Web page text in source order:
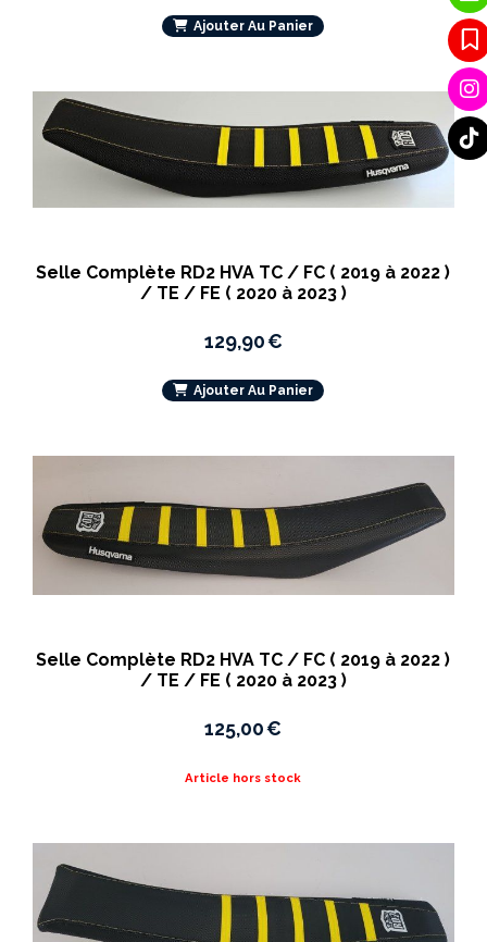
Ajouter Au Panier
Selle Complète RD2 HVA TC / FC ( 2019 à 2022 )
/ TE / FE ( 2020 à 2023 )
129,90€
Ajouter Au Panier
Selle Complète RD2 HVA TC / FC ( 2019 à 2022 )
/ TE / FE ( 2020 à 2023 )
125,00€
Article hors stock